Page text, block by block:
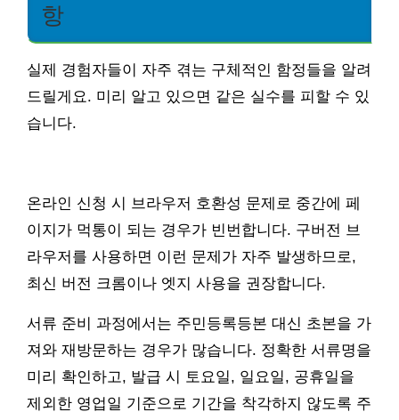
항
실제 경험자들이 자주 겪는 구체적인 함정들을 알려
드릴게요. 미리 알고 있으면 같은 실수를 피할 수 있
습니다.
온라인 신청 시 브라우저 호환성 문제로 중간에 페
이지가 먹통이 되는 경우가 빈번합니다. 구버전 브
라우저를 사용하면 이런 문제가 자주 발생하므로,
최신 버전 크롬이나 엣지 사용을 권장합니다.
서류 준비 과정에서는 주민등록등본 대신 초본을 가
져와 재방문하는 경우가 많습니다. 정확한 서류명을
미리 확인하고, 발급 시 토요일, 일요일, 공휴일을
제외한 영업일 기준으로 기간을 착각하지 않도록 주